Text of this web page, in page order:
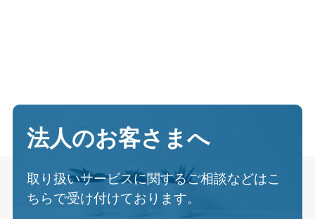
法人のお客さまへ
取り扱いサービスに関するご相談などはこ
ちらで受け付けております。